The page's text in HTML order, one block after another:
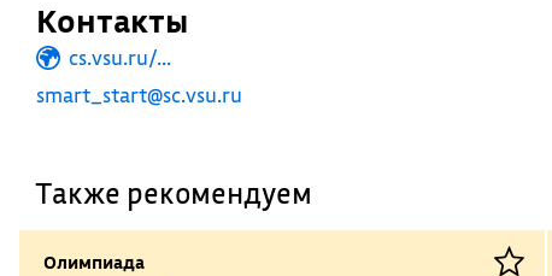
Контакты
cs.vsu.ru/...
smart_start@sc.vsu.ru
Также рекомендуем
Олимпиада